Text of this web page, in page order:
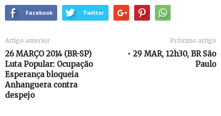
Facebook Twitter
Artigo anterior
26 MARÇO 2014 (BR-SP)
Luta Popular: Ocupação
Esperança bloqueia
Anhanguera contra
despejo
Próximo artigo
• 29 MAR, 12h30, BR São
Paulo